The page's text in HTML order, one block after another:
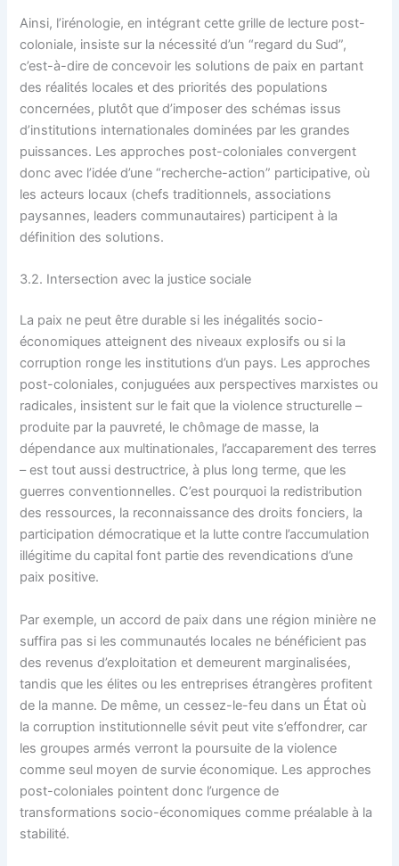
Ainsi, l’irénologie, en intégrant cette grille de lecture post-
coloniale, insiste sur la nécessité d’un “regard du Sud”,
c’est-à-dire de concevoir les solutions de paix en partant
des réalités locales et des priorités des populations
concernées, plutôt que d’imposer des schémas issus
d’institutions internationales dominées par les grandes
puissances. Les approches post-coloniales convergent
donc avec l’idée d’une “recherche-action” participative, où
les acteurs locaux (chefs traditionnels, associations
paysannes, leaders communautaires) participent à la
définition des solutions.
3.2. Intersection avec la justice sociale
La paix ne peut être durable si les inégalités socio-
économiques atteignent des niveaux explosifs ou si la
corruption ronge les institutions d’un pays. Les approches
post-coloniales, conjuguées aux perspectives marxistes ou
radicales, insistent sur le fait que la violence structurelle –
produite par la pauvreté, le chômage de masse, la
dépendance aux multinationales, l’accaparement des terres
– est tout aussi destructrice, à plus long terme, que les
guerres conventionnelles. C’est pourquoi la redistribution
des ressources, la reconnaissance des droits fonciers, la
participation démocratique et la lutte contre l’accumulation
illégitime du capital font partie des revendications d’une
paix positive.
Par exemple, un accord de paix dans une région minière ne
suffira pas si les communautés locales ne bénéficient pas
des revenus d’exploitation et demeurent marginalisées,
tandis que les élites ou les entreprises étrangères profitent
de la manne. De même, un cessez-le-feu dans un État où
la corruption institutionnelle sévit peut vite s’effondrer, car
les groupes armés verront la poursuite de la violence
comme seul moyen de survie économique. Les approches
post-coloniales pointent donc l’urgence de
transformations socio-économiques comme préalable à la
stabilité.